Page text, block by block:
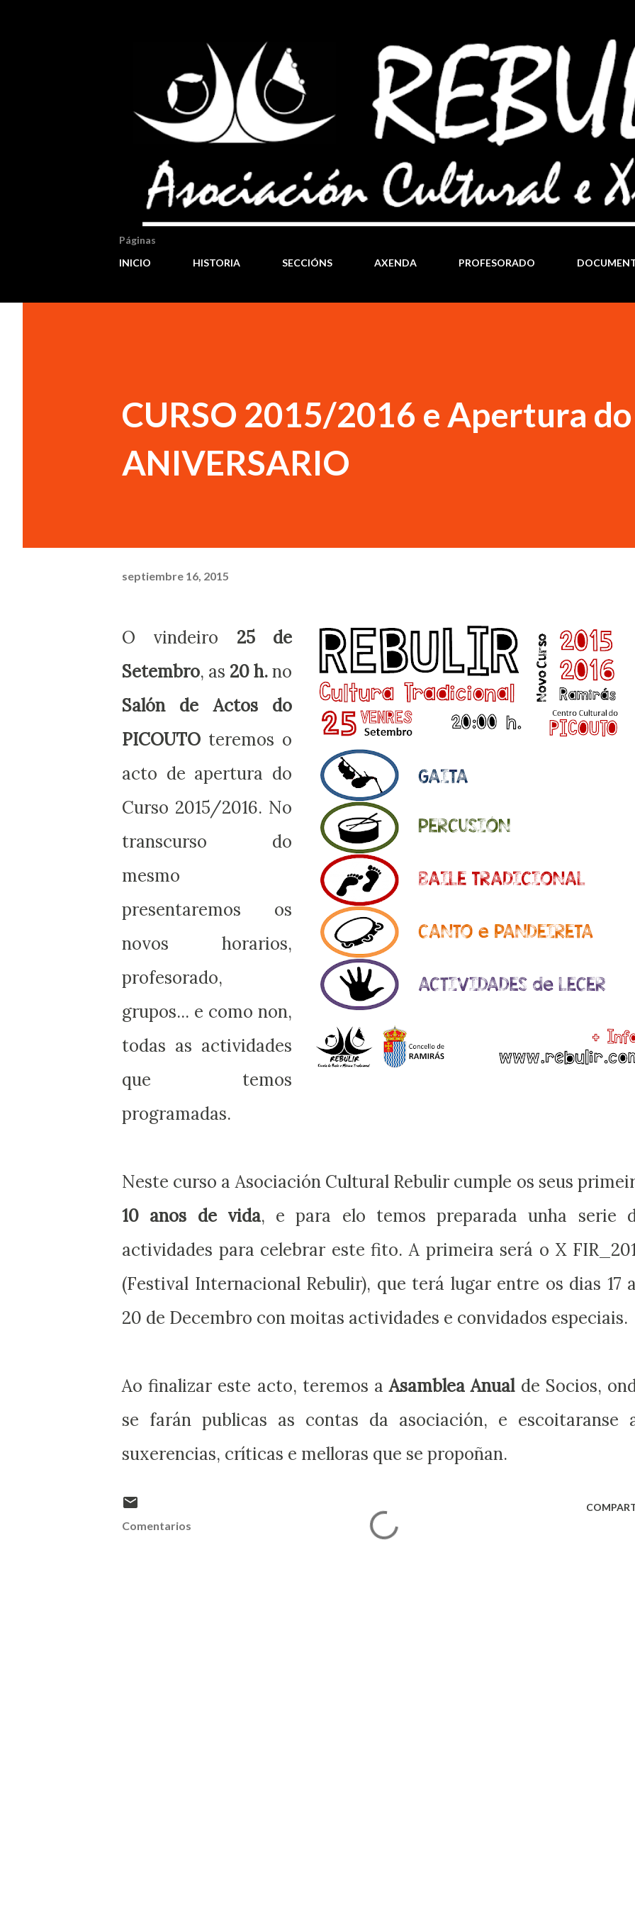
Páginas
INICIO
HISTORIA SECCIÓNS AXENDA PROFESORADO
CURSO 2015/2016 e Apertura
ANIVERSARIO
septiembre 16, 2015
O vindeiro 25 de
Setembro, as 20 h.no
Salón de Actos do
PICOUTO teremos o
acto de apertura do
Curso 2015/2016. No
transcurso do
mesmo
presentaremos os
novos horarios,
profesorado,
grupos... e como non,
todas as actividades
que temos
programadas.
Neste curso a Asociación Cultural Rebulir cumple os seus
10 anos de vida, e para elo temos preparada unha serie
actividades para celebrar este fito. A primeira será o X
(Festival Internacional Rebulir), que terá lugar entre os dias 17
20 de Decembro con moitas actividades e convidados especiais.
Ao finalizar este acto, teremos aAsamblea Anual de Socios,
se farán publicas as contas da asociación, e escoitaranse
suxerencias, críticas e melloras que se propoñan.
Comentarios